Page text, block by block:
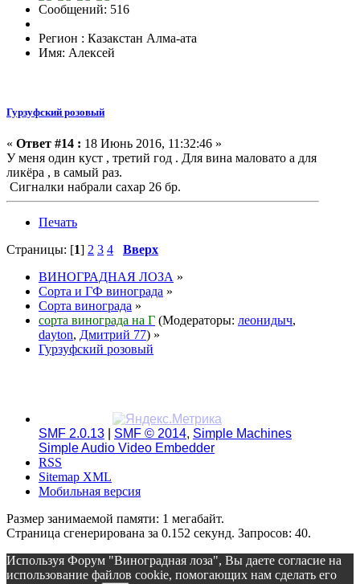
Сообщений: 516
Регион : Казакстан Алма-ата
Имя: Алексей
Гурзуфский розовый
« Ответ #14 : 18 Июнь 2016, 11:32:46 »
У меня один куст , третий год . Для вина маловато а для
ликёра , в самый раз.
Сигналки набрали сахар 26 бр.
Печать
Страницы: [1] 2 3 4
Вверх
ВИНОГРАДНАЯ ЛОЗА »
Сорта и ГФ винограда »
Сорта винограда »
сорта винограда на Г (Модераторы: леонидыч,
dayton, Дмитрий 77) »
Гурзуфский розовый
SMF 2.0.13 SMF © 2014, Simple Machines
Simple Audio Video Embedder
RSS
Sitemap XML
Мобильная версия
Размер занимаемой памяти: 1 мегабайт.
Страница сгенерирована за 0.152 секунд. Запросов: 40.
Используя Форум "Виноградная лоза", Вы даете согласие на
использование файлов cookie, помогающих нам сделать его